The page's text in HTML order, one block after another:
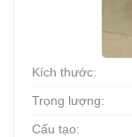
Kích thước:
Trọng lượng:
Cấu tạo: